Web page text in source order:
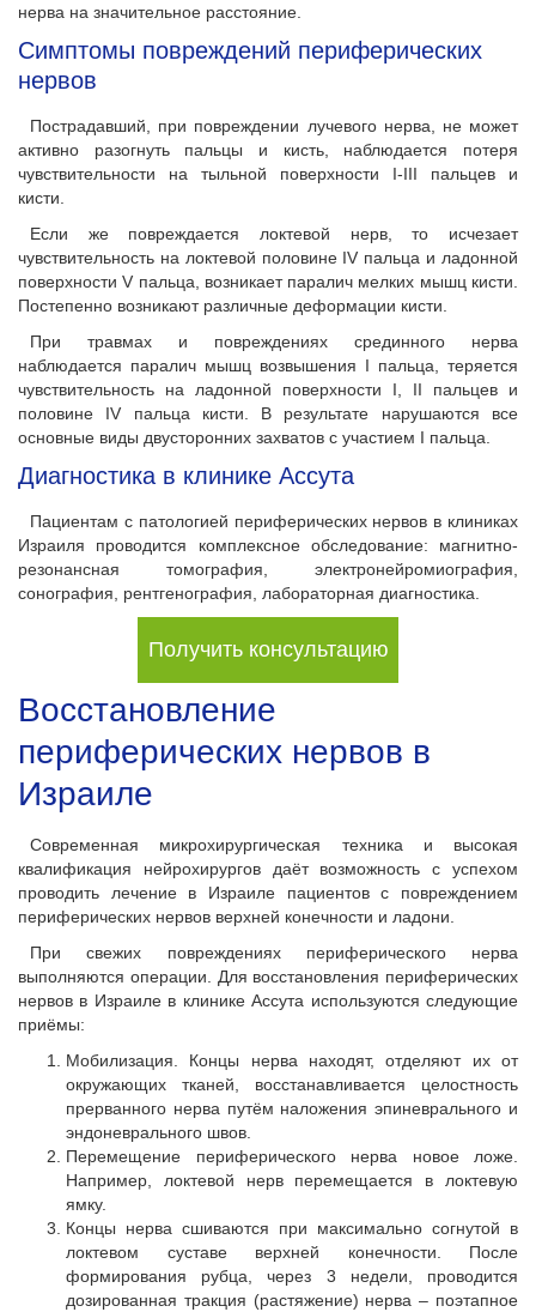
нерва на значительное расстояние.
Симптомы повреждений периферических
нервов
Пострадавший, при повреждении лучевого нерва, не может
активно разогнуть пальцы и кисть, наблюдается потеря
чувствительности на тыльной поверхности І-ІІІ пальцев и
кисти.
Если же повреждается локтевой нерв, то исчезает
чувствительность на локтевой половине IV пальца и ладонной
поверхности V пальца, возникает паралич мелких мышц кисти.
Постепенно возникают различные деформации кисти.
При травмах и повреждениях срединного нерва
наблюдается паралич мышц возвышения І пальца, теряется
чувствительность на ладонной поверхности I, II пальцев и
половине IV пальца кисти. В результате нарушаются все
основные виды двусторонних захватов с участием І пальца.
Диагностика в клинике Ассута
Пациентам с патологией периферических нервов в клиниках
Израиля проводится комплексное обследование: магнитно-
резонансная томография, электронейромиография,
сонография, рентгенография, лабораторная диагностика.
Получить консультацию
Восстановление
периферических нервов в
Израиле
Современная микрохирургическая техника и высокая
квалификация нейрохирургов даёт возможность с успехом
проводить лечение в Израиле пациентов с повреждением
периферических нервов верхней конечности и ладони.
При свежих повреждениях периферического нерва
выполняются операции. Для восстановления периферических
нервов в Израиле в клинике Ассута используются следующие
приёмы:
Мобилизация. Концы нерва находят, отделяют их от
окружающих тканей, восстанавливается целостность
прерванного нерва путём наложения эпиневрального и
эндоневрального швов.
Перемещение периферического нерва новое ложе.
Например, локтевой нерв перемещается в локтевую
ямку.
Концы нерва сшиваются при максимально согнутой в
локтевом суставе верхней конечности. После
формирования рубца, через 3 недели, проводится
дозированная тракция (растяжение) нерва – поэтапное